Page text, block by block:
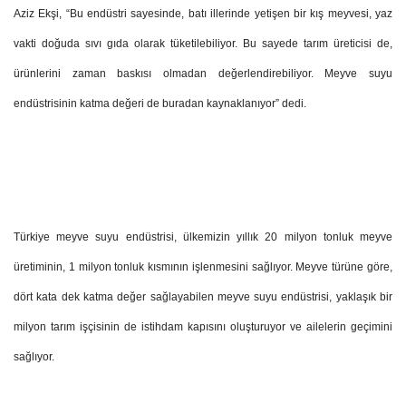
Aziz Ekşi, “Bu endüstri sayesinde, batı illerinde yetişen bir kış meyvesi, yaz
vakti doğuda sıvı gıda olarak tüketilebiliyor. Bu sayede tarım üreticisi de,
ürünlerini zaman baskısı olmadan değerlendirebiliyor. Meyve suyu
endüstrisinin katma değeri de buradan kaynaklanıyor” dedi.
Türkiye meyve suyu endüstrisi, ülkemizin yıllık 20 milyon tonluk meyve
üretiminin, 1 milyon tonluk kısmının işlenmesini sağlıyor. Meyve türüne göre,
dört kata dek katma değer sağlayabilen meyve suyu endüstrisi, yaklaşık bir
milyon tarım işçisinin de istihdam kapısını oluşturuyor ve ailelerin geçimini
sağlıyor.